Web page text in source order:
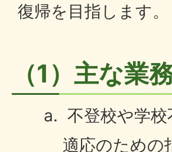
復帰を目指します。
（1）主な業
不登校や学
適応のための